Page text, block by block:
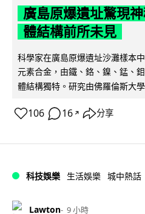
廣島原爆遺址驚現
體結構前所未見
科學家在廣島原爆遺址沙灘樣本
元素合金，由鐵、鉻、鎳、錳、
體結構獨特。研究由佛羅倫斯大
106 16 ↗ 分享
科技娛樂 生活娛樂 城中熱話
Lawton 9 小時